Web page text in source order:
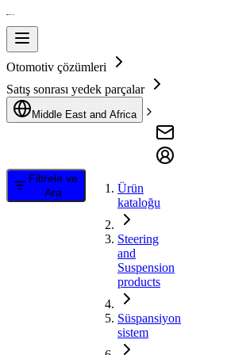
Otomotiv çözümleri
Satış sonrası yedek parçalar
Middle East and Africa
Filtrele ve
Ara
Ürün
kataloğu
Steering
and
Suspension
products
Süspansiyon
sistem